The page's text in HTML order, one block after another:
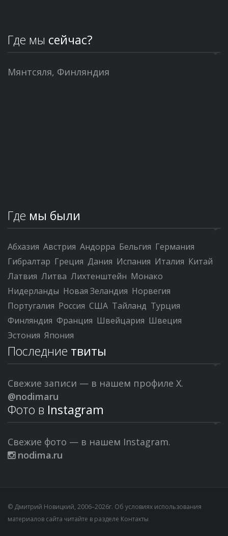
Где мы сейчас?
Мянтсяля, Финляндия
Где мы были
Абхазия Австрия Андорра Бельгия Германия
Гибралтар Греция Дания Испания Италия Китай
Латвия Литва Лихтенштейн Монако
Нидерланды Новая Зеландия Норвегия
Португалия Россия США Тайланд Турция
Финляндия Франция Швейцария Швеция
Эстония Япония
Последние твиты
Свежие записи — в нашем профиле X.
@nodimaru
Фото в Instagram
Свежие фото — в нашем Instagram.
nodima.ru
© Дмитрий Новицкий, 2006–2026г. Об условиях использования
материалов сайта читайте в разделе Контакты